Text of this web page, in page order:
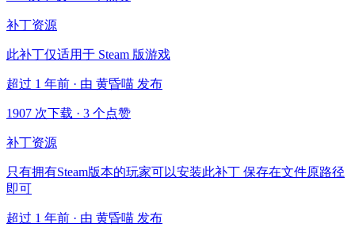
补丁资源
此补丁仅适用于 Steam 版游戏
超过 1 年前 · 由 黄昏喵 发布
1907 次下载 · 3 个点赞
补丁资源
只有拥有Steam版本的玩家可以安装此补丁 保存在文件原路径
即可
超过 1 年前 · 由 黄昏喵 发布